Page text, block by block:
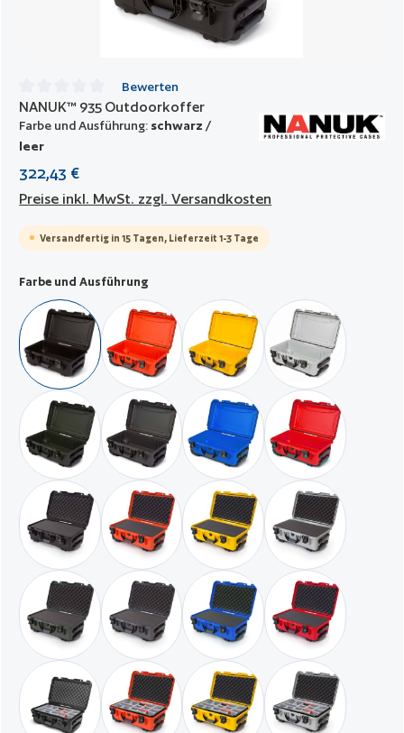
Durchschnittliche Bewertung von 0 von 5 Sternen
Bewerten
NANUK™ 935 Outdoorkoffer
Farbe und Ausführung: schwarz /
leer
322,43 €
Preise inkl. MwSt. zzgl. Versandkosten
Versandfertig in 15 Tagen, Lieferzeit 1-3 Tage
Farbe und Ausführungauswählen
schwarz / leer orange / leer gelb / leer silber / leer
militär grün / leergraphit / leer blau / leer rot / leer
schwarz / mit Würfelschaumstoff
orange / mit Würfelschaumstoff
gelb / mit Würfelschaumstoff
silber / mit
militär grün / mit Würfelschaumstoff
graphit / mit Würfelschaumstoff
blau / mit Würfelschaumstoff
rot / mit
schwarz / mit gepolsterten Trennern und Deckelschaumstoff
orange / mit gepolsterten Trennern und
gelb / mit gepolsterten Trennern
silber / mit